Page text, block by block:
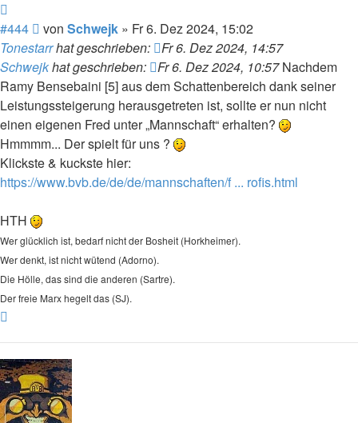
#444
Beitrag
von Schwejk » Fr 6. Dez 2024, 15:02
Tonestarrhat geschrieben:
Fr 6. Dez 2024, 14:57
Schwejkhat geschrieben: Fr 6. Dez 2024, 10:57Nachdem
Ramy Bensebaini [5] aus dem Schattenbereich dank seiner
Leistungssteigerung herausgetreten ist, sollte er nun nicht
einen eigenen Fred unter „Mannschaft“ erhalten?
Hmmmm... Der spielt für uns ?
Klickste & kuckste hier:
https://www.bvb.de/de/de/mannschaften/f ... rofis.html
HTH
Wer glücklich ist, bedarf nicht der Bosheit (Horkheimer).
Wer denkt, ist nicht wütend (Adorno).
Die Hölle, das sind die anderen (Sartre).
Der freie Marx hegelt das (SJ).